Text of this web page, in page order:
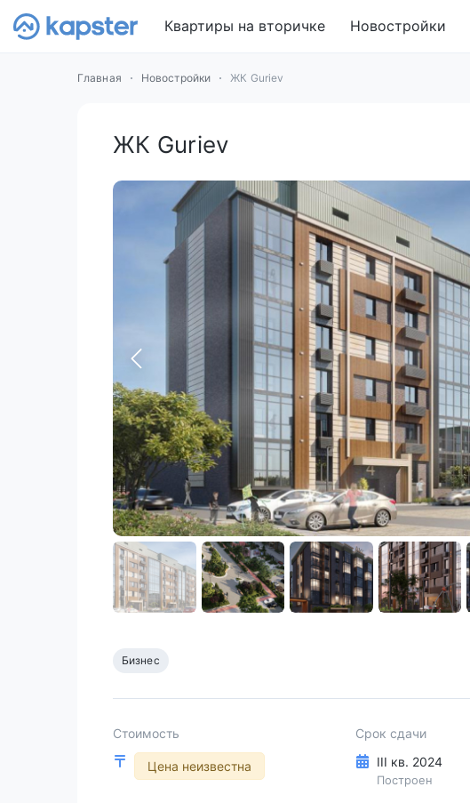
Квартиры на вторичке Новостройки
Главная Новостройки ЖК Guriev
ЖК Guriev
Бизнес
Стоимость
Цена неизвестна
Срок сдачи
III кв. 2024
Построен